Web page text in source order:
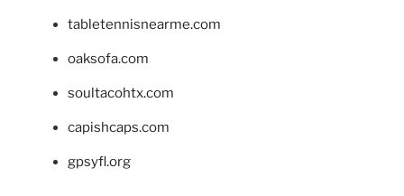
tabletennisnearme.com
oaksofa.com
soultacohtx.com
capishcaps.com
gpsyfl.org